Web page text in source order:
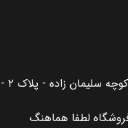
برای
تهران - خیابان ملت - کوچه قدیم نوایی- کوچه سلیمان زاده - پلاک ۲ -
لطفا هماهنگ